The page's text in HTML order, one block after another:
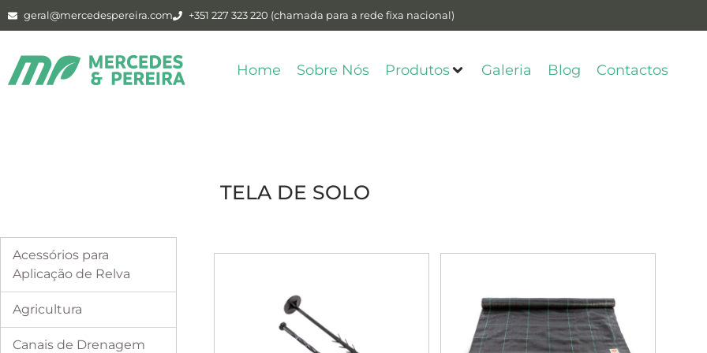
geral@mercedespereira.com +351 227 323 220 (chamada para a rede fixa nacional)
Home Sobre Nós Produtos Galeria Blog Contactos
Acessórios para
Aplicação de Relva
Agricultura
Canais de Drenagem
TELA DE SOLO